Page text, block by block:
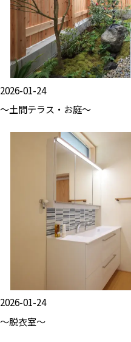
2026-01-24
～土間テラス・お庭～
2026-01-24
～脱衣室～